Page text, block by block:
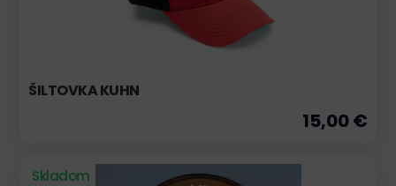
ŠILTOVKA KUHN
15,00 €
Skladom